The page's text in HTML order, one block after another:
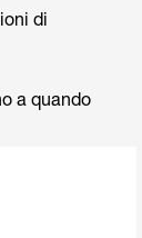
di
a quando